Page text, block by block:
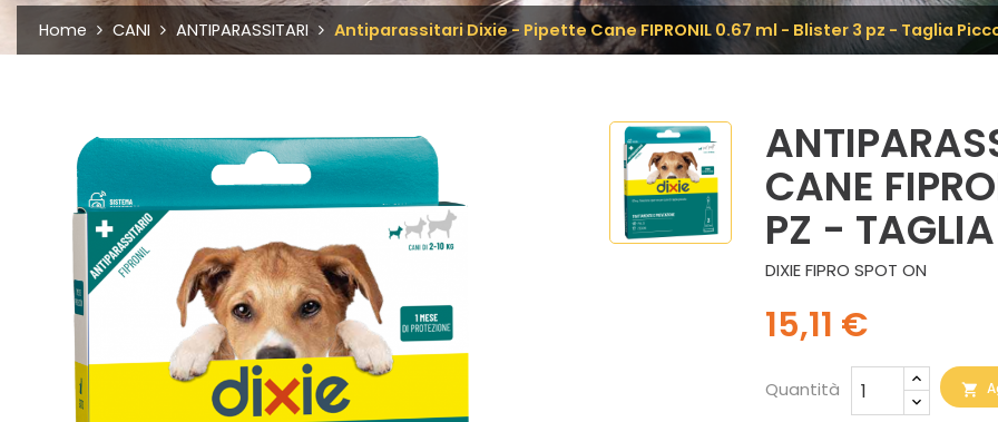
Home CANI ANTIPARASSITARI Antiparassitari Dixie - Pipette Cane FIPRONIL 0.67 ml - Blister 3 pz - Taglia
CANE
PZ -
DIXIE FIPRO SPOT ON
15,11 €
Quantità 